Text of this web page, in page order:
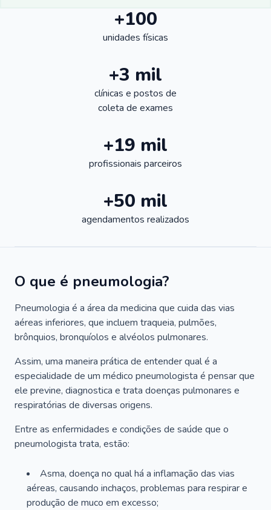
+100
unidades físicas
+3 mil
clínicas e postos de
coleta de exames
+19 mil
profissionais parceiros
+50 mil
agendamentos realizados
O que é pneumologia?
Pneumologia é a área da medicina que cuida das vias
aéreas inferiores, que incluem traqueia, pulmões,
brônquios, bronquíolos e alvéolos pulmonares.
Assim, uma maneira prática de entender qual é a
especialidade de um médico pneumologista é pensar que
ele previne, diagnostica e trata doenças pulmonares e
respiratórias de diversas origens.
Entre as enfermidades e condições de saúde que o
pneumologista trata, estão:
Asma, doença no qual há a inflamação das vias
aéreas, causando inchaços, problemas para respirar e
produção de muco em excesso;